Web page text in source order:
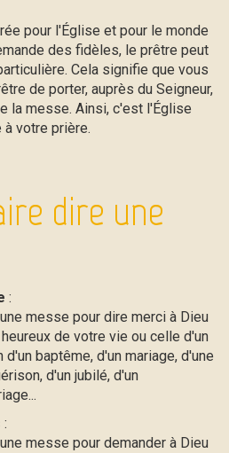
pour l'Église et pour le monde
des fidèles, le prêtre peut
Cela signifie que vous
de porter, auprès du Seigneur,
la messe. Ainsi, c'est l'Église
votre prière.
dire une
:
messe pour dire merci à Dieu
de votre vie ou celle d'un
baptême, d'un mariage, d'une
d'un jubilé, d'un
:
messe pour demander à Dieu